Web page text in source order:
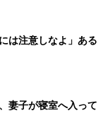
は注意しなよ」ある
妻子が寝室へ入って